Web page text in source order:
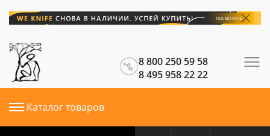
8 800 250 59 58
8 495 958 22 22
Каталог товаров